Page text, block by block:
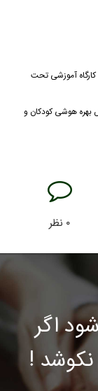
کارگاه آموزشی تحت
بهره هوشی کودکان و
۰ نظر
اگر
!